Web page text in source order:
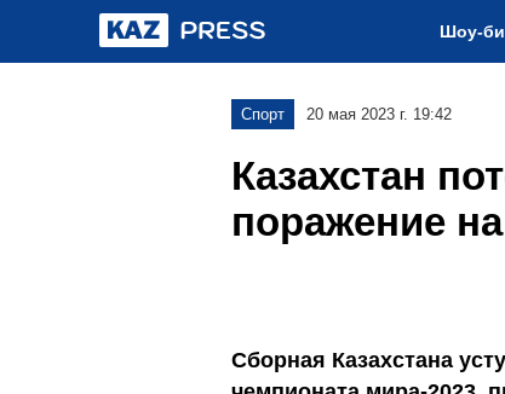
Шоу-
Спорт 20 мая 2023 г. 19:42
Казахстан
поражение
Сборная Казахстана